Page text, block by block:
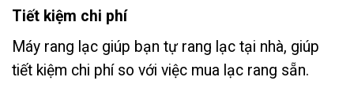
Tiết kiệm chi phí
Máy rang lạc giúp bạn tự rang lạc tại nhà, giúp
tiết kiệm chi phí so với việc mua lạc rang sẵn.